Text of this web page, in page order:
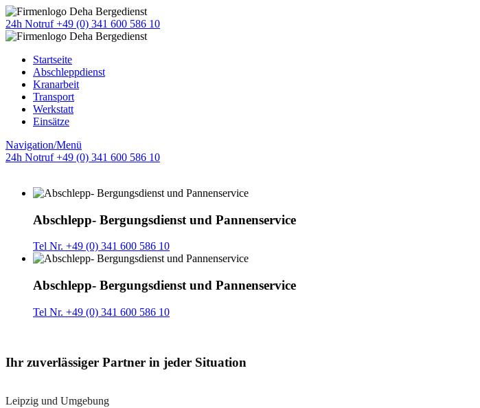
24h Notruf +49 (0) 341 600 586 10
Startseite
Abschleppdienst
Kranarbeit
Transport
Werkstatt
Einsätze
Navigation/Menü
24h Notruf +49 (0) 341 600 586 10
Abschlepp- Bergungsdienst und Pannenservice
Tel Nr. +49 (0) 341 600 586 10
Abschlepp- Bergungsdienst und Pannenservice
Tel Nr. +49 (0) 341 600 586 10
Ihr zuverlässiger Partner in jeder Situation
Leipzig und Umgebung